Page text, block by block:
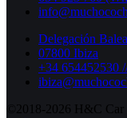
Delegación
07800 Ibiza
+34 654452530
©2018-2026 H&C Car